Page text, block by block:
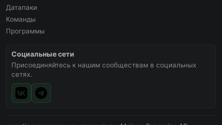
Датапаки
Команды
Программы
Социальные сети
Присоединяйтесь к нашим сообществам в социальных
сетях.